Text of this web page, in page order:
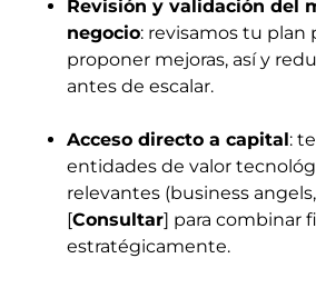
Revisión y validación del
negocio: revisamos tu plan
proponer mejoras, así y
antes de escalar.
Acceso directo a capital:
entidades de valor
relevantes (business
[Consultar] para combinar
estratégicamente.